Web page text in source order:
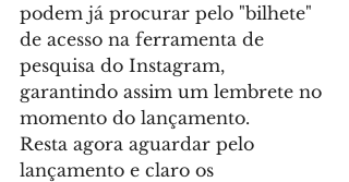
podem já procurar pelo "bilhete"
de acesso na ferramenta de
pesquisa do Instagram,
garantindo assim um lembrete no
momento do lançamento.
Resta agora aguardar pelo
lançamento e claro os